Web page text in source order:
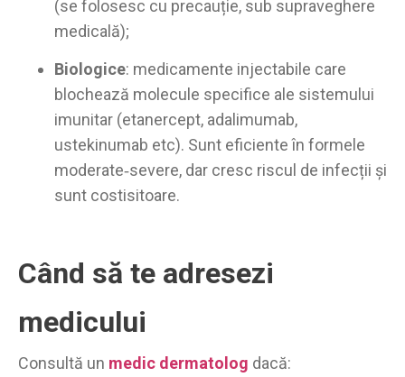
(se folosesc cu precauție, sub supraveghere
medicală);
Biologice: medicamente injectabile care
blochează molecule specifice ale sistemului
imunitar (etanercept, adalimumab,
ustekinumab etc). Sunt eficiente în formele
moderate‑severe, dar cresc riscul de infecții și
sunt costisitoare.
Când să te adresezi
medicului
Consultă un medic dermatolog dacă: